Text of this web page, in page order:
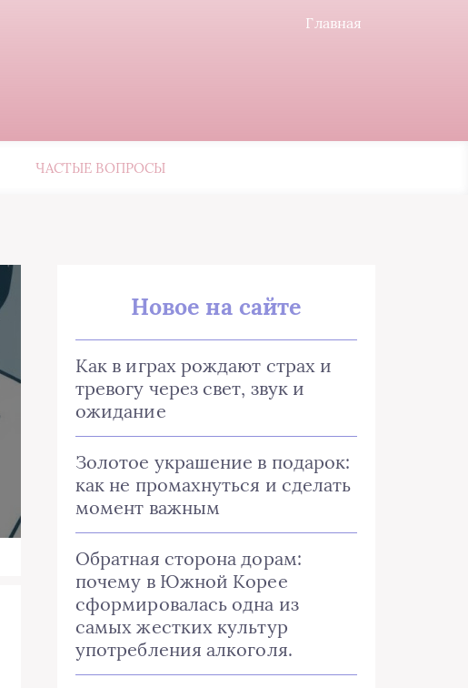
Главная
ЧАСТЫЕ ВОПРОСЫ
Новое на сайте
Как в играх рождают страх и
тревогу через свет, звук и
ожидание
Золотое украшение в подарок:
как не промахнуться и сделать
момент важным
Обратная сторона дорам:
почему в Южной Корее
сформировалась одна из
самых жестких культур
употребления алкоголя.